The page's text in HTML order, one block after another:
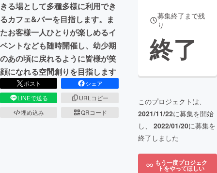
CAMPFIREふるさと納税machi-ya
きる場として多種多様に利用でき
るカフェ&バーを目指します。ま
たお客様一人ひとりが楽しめるイ
ベントなども随時開催し、幼少期
のあの頃に戻れるように皆様が笑
顔になれる空間創りを目指します
ポスト
シェア
LINEで送る
URLコピー
埋め込み
QRコード
募集終了まで残
り
終了
このプロジェクトは、
2021/11/22に募集を開始
し、 2022/01/20に募集を
終了しました
もう一度プロジェク
トをやってほしい